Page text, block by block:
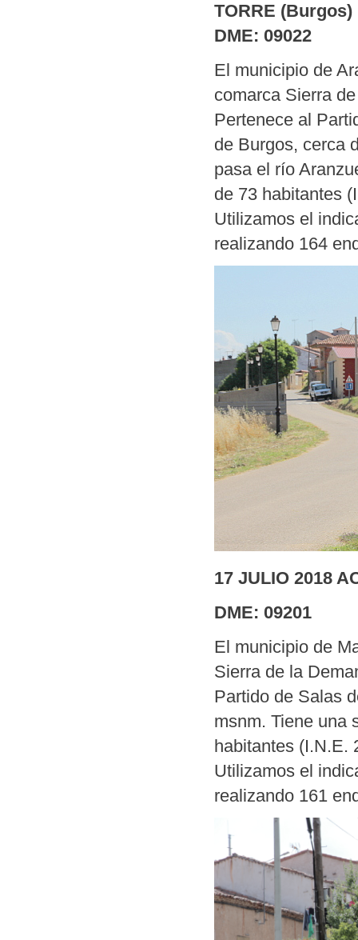
TORRE (Burgos)
DME: 09022
El municipio de
comarca Sierra
Pertenece al
de Burgos, cerca
pasa el río
de 73 habitantes
Utilizamos el
realizando 164
17 JULIO 2018
DME: 09201
El municipio de
Sierra de la
Partido de Salas
msnm. Tiene una
habitantes (I.N.E.
Utilizamos el
realizando 161